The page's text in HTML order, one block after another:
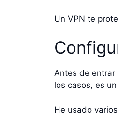
Un VPN te
Antes de entrar
los casos, es
He usado